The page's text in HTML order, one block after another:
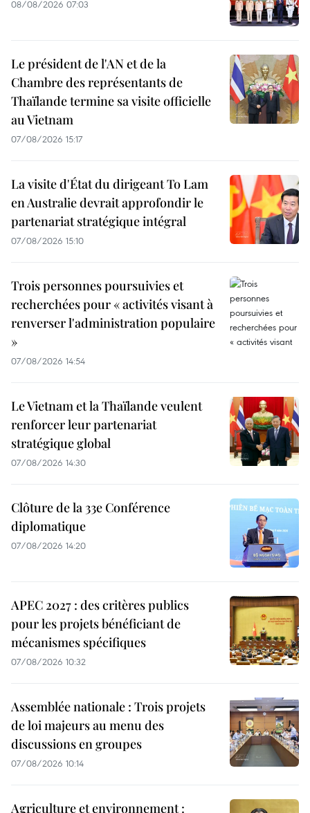
08/08/2026 07:03
Le président de l'AN et de la
Chambre des représentants de
Thaïlande termine sa visite officielle
au Vietnam
07/08/2026 15:17
La visite d'État du dirigeant To Lam
en Australie devrait approfondir le
partenariat stratégique intégral
07/08/2026 15:10
Trois personnes poursuivies et
recherchées pour « activités visant à
renverser l'administration populaire
»
07/08/2026 14:54
Le Vietnam et la Thaïlande veulent
renforcer leur partenariat
stratégique global
07/08/2026 14:30
Clôture de la 33e Conférence
diplomatique
07/08/2026 14:20
APEC 2027 : des critères publics
pour les projets bénéficiant de
mécanismes spécifiques
07/08/2026 10:32
Assemblée nationale : Trois projets
de loi majeurs au menu des
discussions en groupes
07/08/2026 10:14
Agriculture et environnement :